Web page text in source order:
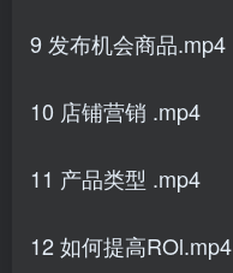
9 发布机会商品.mp4
10 店铺营销 .mp4
11 产品类型 .mp4
12 如何提高ROl.mp4